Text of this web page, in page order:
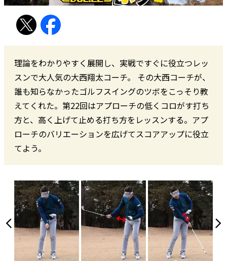
理論をわかりやすく展開し、実戦ですぐに役立つレッ
スンで大人気の大西翔太コーチ。 その大西コーチが、
誰も知らなかったゴルフスイングのツボをこっそり教
えてくれた。第22回はアプローチの低くコロがす打ち
方と、高く上げて止める打ち方をレッスンする。アプ
ローチのバリエーションを広げてスコアアップに役立
てよう。